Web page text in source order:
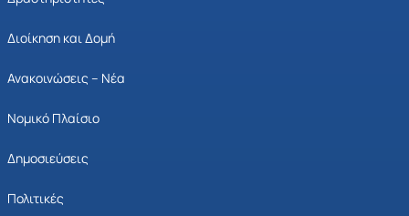
Διοίκηση και Δομή
Ανακοινώσεις – Νέα
Νομικό Πλαίσιο
Δημοσιεύσεις
Πολιτικές